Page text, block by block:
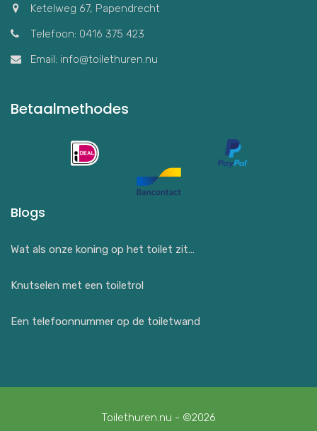
Ketelweg 67, Papendrecht
Telefoon: 0416 375 423
Email: info@toilethuren.nu
Betaalmethodes
Blogs
Wat als onze koning op het toilet zit…
Knutselen met een toiletrol
Een telefoonnummer op de toiletwand
Toilethuren.nu - ©2026